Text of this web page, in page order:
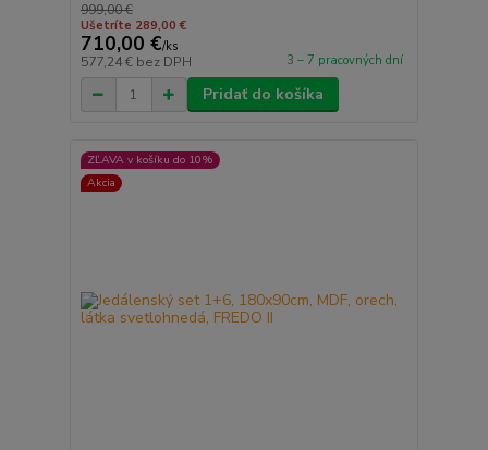
999,00 €
Ušetríte 289,00 €
710,00 €/ks
577,24 € bez DPH 3 – 7 pracovných dní
Pridať do košíka
ZĽAVA v košíku do 10%
Akcia